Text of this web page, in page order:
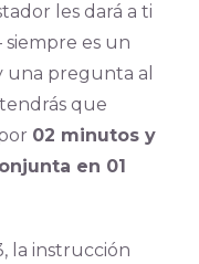
les dará a ti
siempre es un
una pregunta al
que
02 minutos y
en 01
la instrucción